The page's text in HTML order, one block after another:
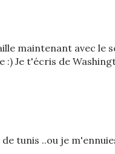
maintenant avec le
:) Je t'écris de
tunis ..ou je